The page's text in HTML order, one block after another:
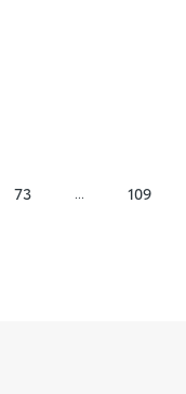
73 ... 109